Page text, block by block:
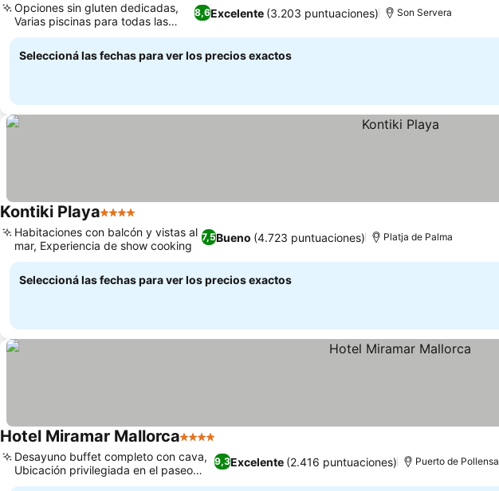
8,6Excelente (3.203 puntuaciones)
Opciones sin gluten dedicadas,
Varias piscinas para todas las
edades
Son Servera
Seleccioná las fechas para ver los precios exactos
Kontiki Playa4 Estrellas
7,5Bueno (4.723 puntuaciones)
Habitaciones con balcón y vistas al
mar, Experiencia de show cooking
Platja de Palma
Seleccioná las fechas para ver los precios exactos
Hotel Miramar Mallorca4 Estrellas
9,3Excelente (2.416 puntuaciones)
Desayuno buffet completo con cava,
Ubicación privilegiada en el paseo
marítimo
Puerto de Pollensa